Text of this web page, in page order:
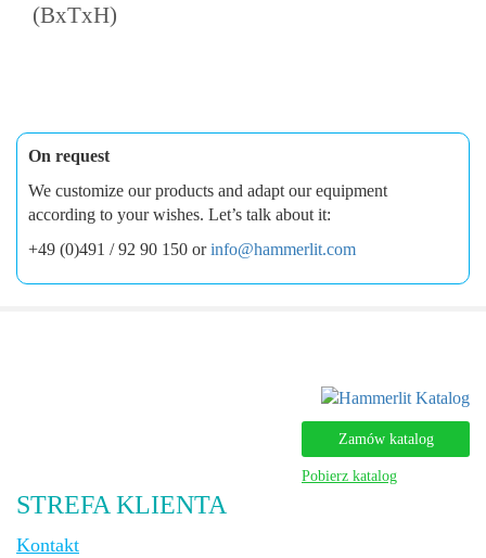
(BxTxH)
On request
We customize our products and adapt our equipment
according to your wishes. Let’s talk about it:
+49 (0)491 / 92 90 150 orinfo@hammerlit.com
Zamów katalog
Pobierz katalog
STREFA KLIENTA
Kontakt